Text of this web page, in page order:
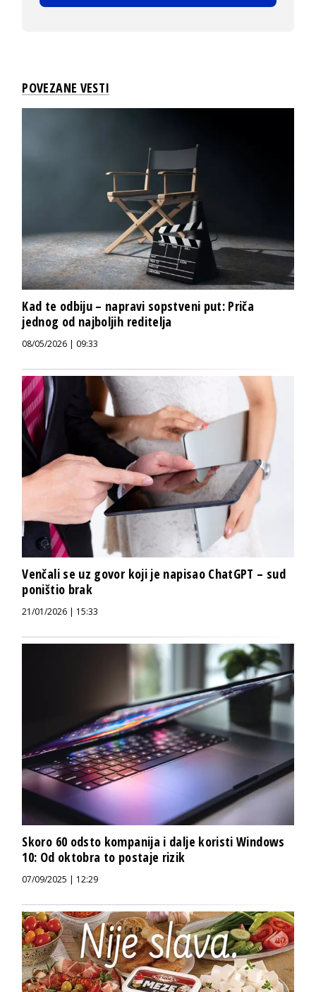
POVEZANE VESTI
Kad te odbiju – napravi sopstveni put: Priča
jednog od najboljih reditelja
08/05/2026 | 09:33
Venčali se uz govor koji je napisao ChatGPT – sud
poništio brak
21/01/2026 | 15:33
Skoro 60 odsto kompanija i dalje koristi Windows
10: Od oktobra to postaje rizik
07/09/2025 | 12:29